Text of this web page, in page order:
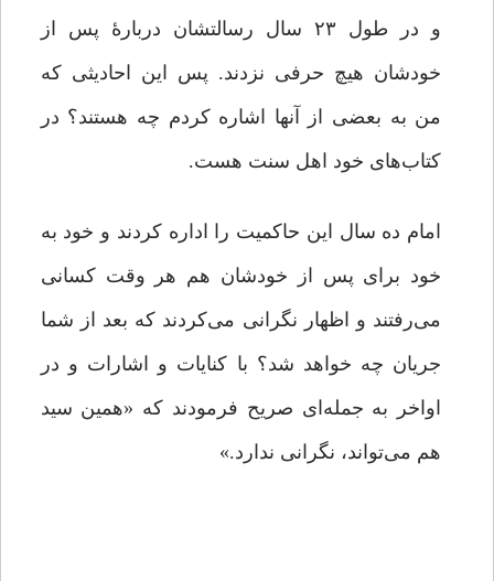
و در طول ۲۳ سال رسالتشان دربارۀ پس از
خودشان هیچ حرفی نزدند. پس این احادیثی که
من به بعضی از آنها اشاره کردم چه هستند؟ در
کتاب‌های خود اهل سنت هست.
امام ده سال این حاکمیت را اداره کردند و خود به
خود برای پس از خودشان هم هر وقت کسانی
می‌رفتند و اظهار نگرانی می‌کردند که بعد از شما
جریان چه خواهد شد؟ با کنایات و اشارات و در
اواخر به جمله‌ای صریح فرمودند که «همین سید
هم می‌تواند، نگرانی ندارد.»